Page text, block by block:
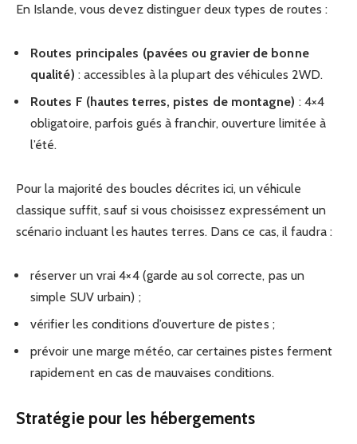
En Islande, vous devez distinguer deux types de routes :
Routes principales (pavées ou gravier de bonne
qualité) : accessibles à la plupart des véhicules 2WD.
Routes F (hautes terres, pistes de montagne) : 4×4
obligatoire, parfois gués à franchir, ouverture limitée à
l’été.
Pour la majorité des boucles décrites ici, un véhicule
classique suffit, sauf si vous choisissez expressément un
scénario incluant les hautes terres. Dans ce cas, il faudra :
réserver un vrai 4×4 (garde au sol correcte, pas un
simple SUV urbain) ;
vérifier les conditions d’ouverture de pistes ;
prévoir une marge météo, car certaines pistes ferment
rapidement en cas de mauvaises conditions.
Stratégie pour les hébergements